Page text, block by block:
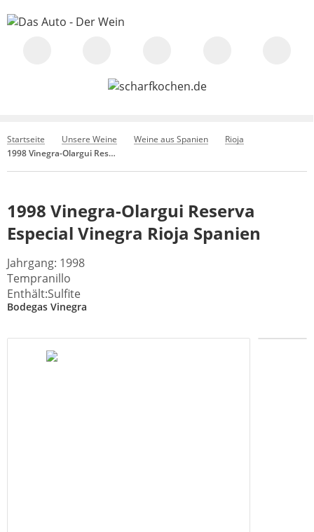
Startseite Unsere Weine Weine aus Spanien
Rioja
1998 Vinegra-Olargui Reserva Especial Vinegra Rioja Spanien
1998 Vinegra-Olargui Reserva
Especial Vinegra Rioja Spanien
Jahrgang: 1998
Tempranillo
Enthält:Sulfite
Bodegas Vinegra